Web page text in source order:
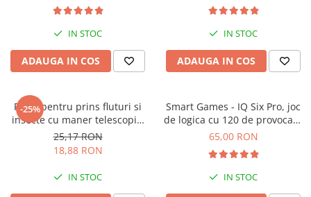
IN STOC
ADAUGA IN COS
IN STOC
ADAUGA IN COS
-25%
Plasa pentru prins fluturi si
insecte cu maner telescopic,
Keycraft, +6 ani
25,17 RON
18,88 RON
IN STOC
Smart Games - IQ Six Pro, joc
de logica cu 120 de provocari,
8+ ani
65,00 RON
IN STOC